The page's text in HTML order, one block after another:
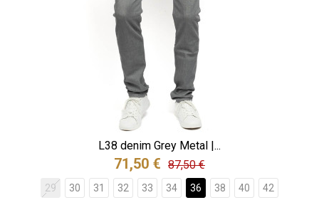
L38 denim Grey Metal |...
71,50 € 87,50 €
29 30 31 32 33 34 36 38 40 42